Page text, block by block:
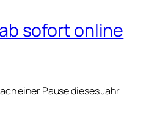
sofort online
einer Pause dieses Jahr